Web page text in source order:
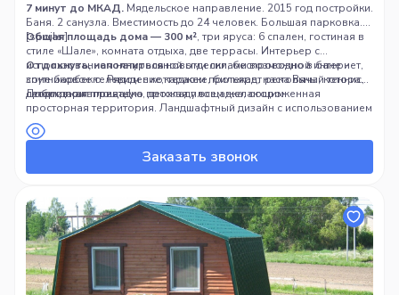
7 минут до МКАД. Мядельское направление. 2015 год постройки.
Баня. 2 санузла. Вместимость до 24 человек. Большая парковка.
[spoiler]
Общая площадь дома — 300 м², три яруса: 6 спален, гостиная в
стиле «Шале», комната отдыха, две террасы. Интерьер с
использованием натуральной отделки, беспроводной интернет,
спутниковое телевидение,караоке, бильярд, настольный теннис,
спортивная площадка, детская площадка, огороженная
просторная территория. Ландшафтный дизайн с использованием
натурального камня и других элементов декора.
Отдохнуть, наполнитьсяновыми силами возможно в бане и
зоне барбекю. Рядом с коттеджем протекает река Вяча, которая
летом дарит приятную прохладу всем желающим.
Добро пожаловать!
Заказать звонок